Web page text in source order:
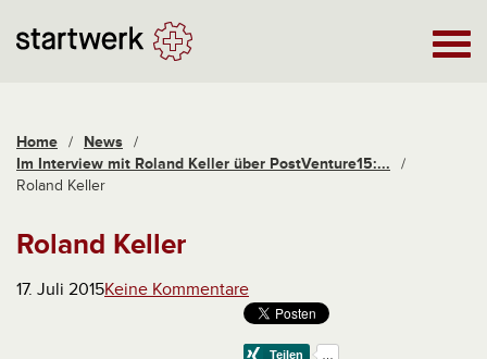
Home / News /
Im Interview mit Roland Keller über PostVenture15:...
/
Roland Keller
Roland Keller
17. Juli 2015Keine Kommentare